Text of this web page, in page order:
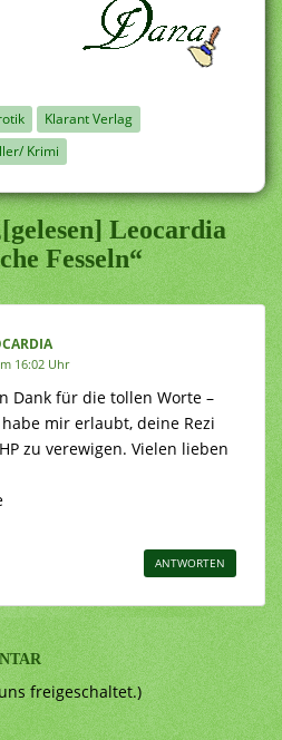
Klarant Verlag
Krimi
Leocardia
Fesseln“
16:02 Uhr
Dank für die tollen Worte –
mir erlaubt, deine Rezi
zu verewigen. Vielen lieben
ANTWORTEN
freigeschaltet.)